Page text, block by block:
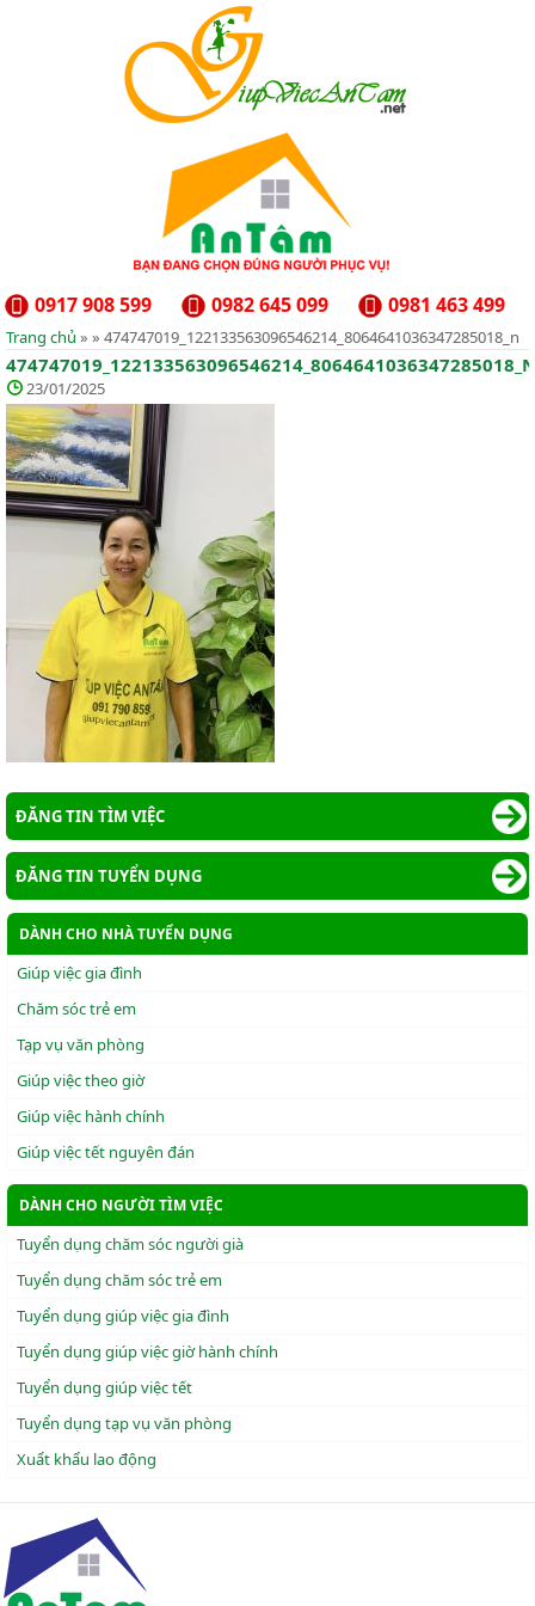
0981 463 499
0982 645 099
0917 908 599
Trang chủ » » 474747019_122133563096546214_8064641036347285018_n
474747019_122133563096546214_8064641036347285018_N
23/01/2025
ĐĂNG TIN TÌM VIỆC
ĐĂNG TIN TUYỂN DỤNG
DÀNH CHO NHÀ TUYỂN DỤNG
Giúp việc gia đình
Chăm sóc trẻ em
Tạp vụ văn phòng
Giúp việc theo giờ
Giúp việc hành chính
Giúp việc tết nguyên đán
DÀNH CHO NGƯỜI TÌM VIỆC
Tuyển dụng chăm sóc người già
Tuyển dụng chăm sóc trẻ em
Tuyển dụng giúp việc gia đình
Tuyển dụng giúp việc giờ hành chính
Tuyển dụng giúp việc tết
Tuyển dụng tạp vụ văn phòng
Xuẩt khẩu lao động